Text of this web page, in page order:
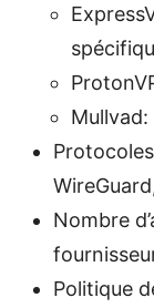
Nombre
Politique